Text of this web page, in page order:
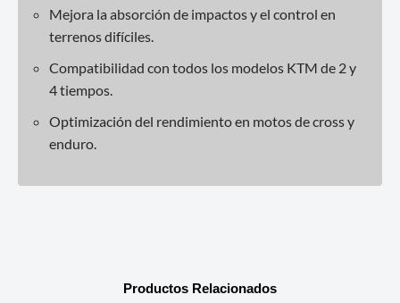
Mejora la absorción de impactos y el control en
terrenos difíciles.
Compatibilidad con todos los modelos KTM de 2 y
4 tiempos.
Optimización del rendimiento en motos de cross y
enduro.
Productos Relacionados